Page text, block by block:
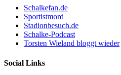
Schalkefan.de
Sportistmord
Stadionbesuch.de
Schalke-Podcast
Torsten Wieland bloggt wieder
Social Links